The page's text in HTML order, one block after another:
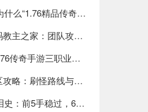
重返经典：为什么“1.76精品传奇”依然值得玩？玩家视角深度解读
1.76复古祖玛教主之家：团队攻略与装备获取指南
三天合区！176传奇手游三职业激战，装备全靠打
1.76传奇矿区攻略：刷怪路线与尸王殿争夺秘籍
炼狱升级血泪史：前5手稳过，6、7手这样保